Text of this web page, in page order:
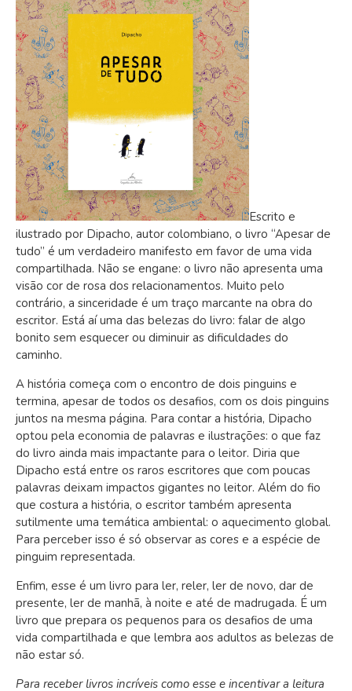
Escrito e
ilustrado por Dipacho, autor colombiano, o livro “Apesar de
tudo” é um verdadeiro manifesto em favor de uma vida
compartilhada. Não se engane: o livro não apresenta uma
visão cor de rosa dos relacionamentos. Muito pelo
contrário, a sinceridade é um traço marcante na obra do
escritor. Está aí uma das belezas do livro: falar de algo
bonito sem esquecer ou diminuir as dificuldades do
caminho.
A história começa com o encontro de dois pinguins e
termina, apesar de todos os desafios, com os dois pinguins
juntos na mesma página. Para contar a história, Dipacho
optou pela economia de palavras e ilustrações: o que faz
do livro ainda mais impactante para o leitor. Diria que
Dipacho está entre os raros escritores que com poucas
palavras deixam impactos gigantes no leitor. Além do fio
que costura a história, o escritor também apresenta
sutilmente uma temática ambiental: o aquecimento global.
Para perceber isso é só observar as cores e a espécie de
pinguim representada.
Enfim, esse é um livro para ler, reler, ler de novo, dar de
presente, ler de manhã, à noite e até de madrugada. É um
livro que prepara os pequenos para os desafios de uma
vida compartilhada e que lembra aos adultos as belezas de
não estar só.
Para receber livros incríveis como esse e incentivar a leitura